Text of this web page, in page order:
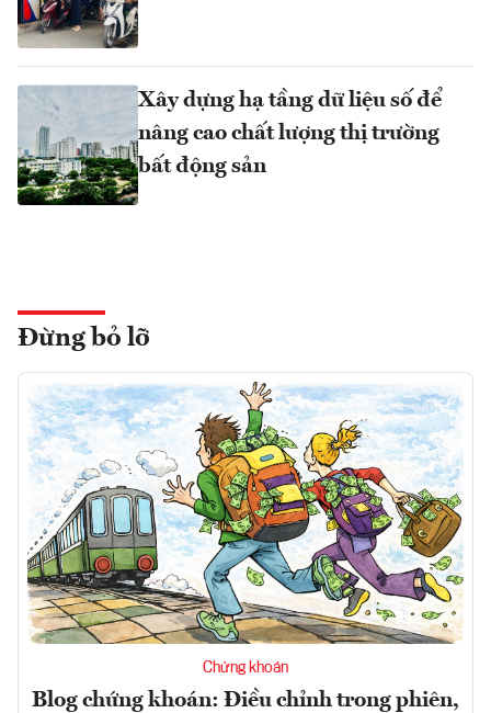
Xây dựng hạ tầng dữ liệu số để
nâng cao chất lượng thị trường
bất động sản
Đừng bỏ lỡ
Chứng khoán
Blog chứng khoán: Điều chỉnh trong phiên,